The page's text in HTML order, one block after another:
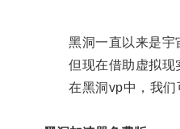
黑洞一直以来是宇宙
但现在借助虚拟现实
在黑洞vp中，我们可